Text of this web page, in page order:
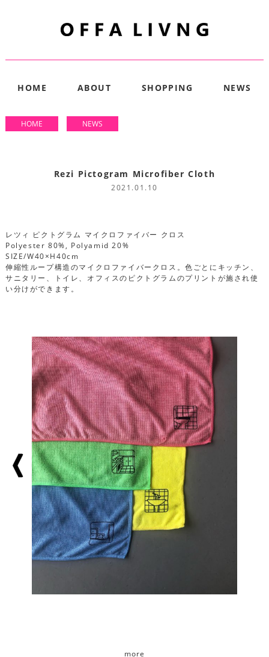
HOME ABOUT SHOPPING NEWS
HOME NEWS
Rezi Pictogram Microfiber Cloth
2021.01.10
レツィ ピクトグラム マイクロファイバー クロス
Polyester 80%, Polyamid 20%
SIZE/W40×H40cm
伸縮性ループ構造のマイクロファイバークロス。色ごとにキッチン、
サニタリー、トイレ、オフィスのピクトグラムのプリントが施され使
い分けができます。
more